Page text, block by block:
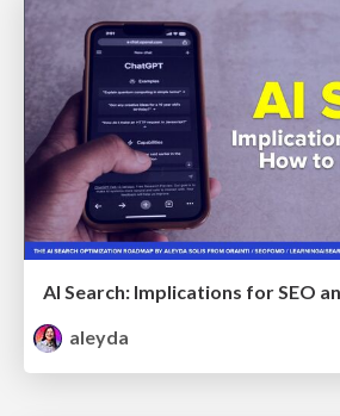
aleyda